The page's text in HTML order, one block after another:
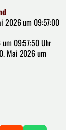
2026 um 09:57:00
09:57:50 Uhr
Mai 2026 um